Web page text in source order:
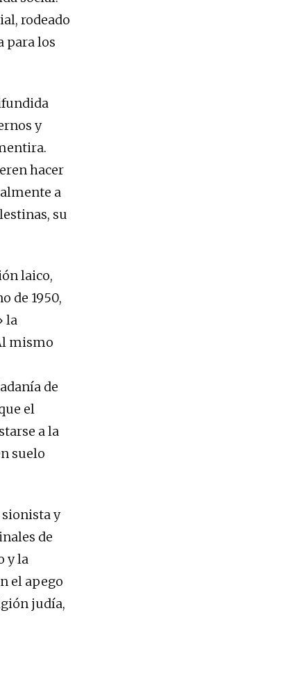
rodeado
para los
y
hacer
a
su
laico,
de 1950,
la
mismo
de
el
a la
suelo
y
de
y la
el apego
judía,